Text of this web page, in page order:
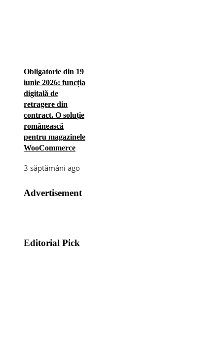
Obligatorie din 19
iunie 2026: funcția
digitală de
retragere din
contract. O soluție
românească
pentru magazinele
WooCommerce
3 săptămâni ago
Advertisement
Editorial Pick